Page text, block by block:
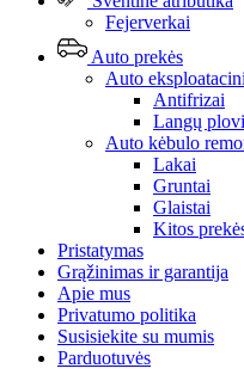
Fejerverkai
Auto prekės
Auto
Antifrizai
Langų
Auto kėbulo
Lakai
Gruntai
Glaistai
Kitos
Pristatymas
Grąžinimas ir garantija
Apie mus
Privatumo politika
Susisiekite su mumis
Parduotuvės